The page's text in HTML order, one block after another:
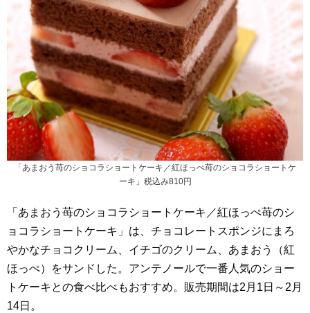
「あまおう苺のショコラショートケーキ／紅ほっぺ苺のショコラショートケ
ーキ」税込み810円
「あまおう苺のショコラショートケーキ／紅ほっぺ苺のシ
ョコラショートケーキ」は、チョコレートスポンジにまろ
やかなチョコクリーム、イチゴのクリーム、あまおう（紅
ほっぺ）をサンドした。アンテノールで一番人気のショー
トケーキとの食べ比べもおすすめ。販売期間は2月1日～2月
14日。